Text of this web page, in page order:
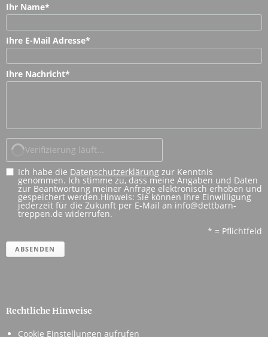
Ihr Name*
Ihre E-Mail Adresse*
Ihre Nachricht*
Verifizierung läuft...
Ich habe die Datenschutzerklärung zur Kenntnis
genommen. Ich stimme zu, dass meine Angaben und Daten
zur Beantwortung meiner Anfrage elektronisch erhoben und
gespeichert werden.Hinweis: Sie können Ihre Einwilligung
jederzeit für die Zukunft per E-Mail an info@dettbarn-
treppen.de widerrufen.
* = Pflichtfeld
ABSENDEN
Rechtliche Hinweise
Cookie Einstellungen aufrufen